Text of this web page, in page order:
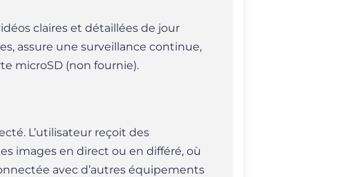
claires et détaillées de jour
assure une surveillance continue,
microSD (non fournie).
L’utilisateur reçoit des
images en direct ou en différé, où
avec d’autres équipements